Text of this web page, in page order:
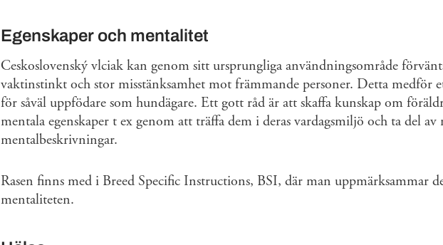
Egenskaper och mentalitet
Ceskoslovenský vlciak kan genom sitt ursprungliga användningsområde
vaktinstinkt och stor misstänksamhet mot främmande personer. Detta medför
för såväl uppfödare som hundägare. Ett gott råd är att skaffa kunskap om
mentala egenskaper t ex genom att träffa dem i deras vardagsmiljö och ta del av
mentalbeskrivningar.
Rasen finns med i Breed Specific Instructions, BSI, där man uppmärksammar
mentaliteten.